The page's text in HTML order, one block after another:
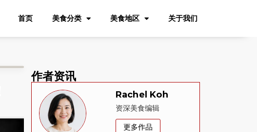
首页 美食分类 美食地区 关于我们
作者资讯
Rachel Koh
资深美食编辑
更多作品